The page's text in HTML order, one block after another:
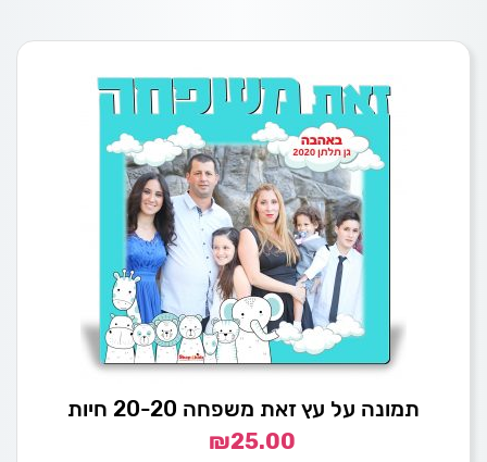
תמונה על עץ זאת משפחה 20-20 חיות
₪25.00